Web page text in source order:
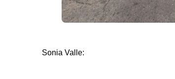
Sonia Valle: